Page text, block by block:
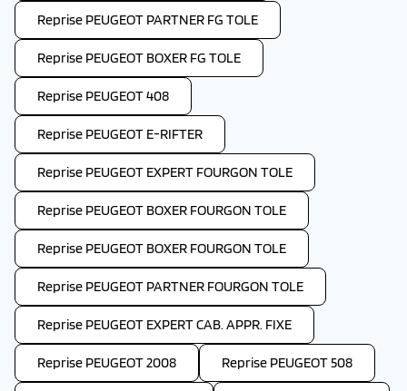
Reprise PEUGEOT PARTNER FG TOLE
Reprise PEUGEOT BOXER FG TOLE
Reprise PEUGEOT 408
Reprise PEUGEOT E-RIFTER
Reprise PEUGEOT EXPERT FOURGON TOLE
Reprise PEUGEOT BOXER FOURGON TOLE
Reprise PEUGEOT BOXER FOURGON TOLE
Reprise PEUGEOT PARTNER FOURGON TOLE
Reprise PEUGEOT EXPERT CAB. APPR. FIXE
Reprise PEUGEOT 2008 Reprise PEUGEOT 508